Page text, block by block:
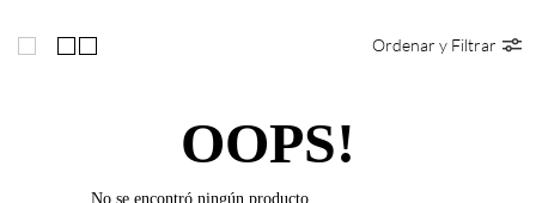
Ordenar y Filtrar
OOPS!
No se encontró ningún producto